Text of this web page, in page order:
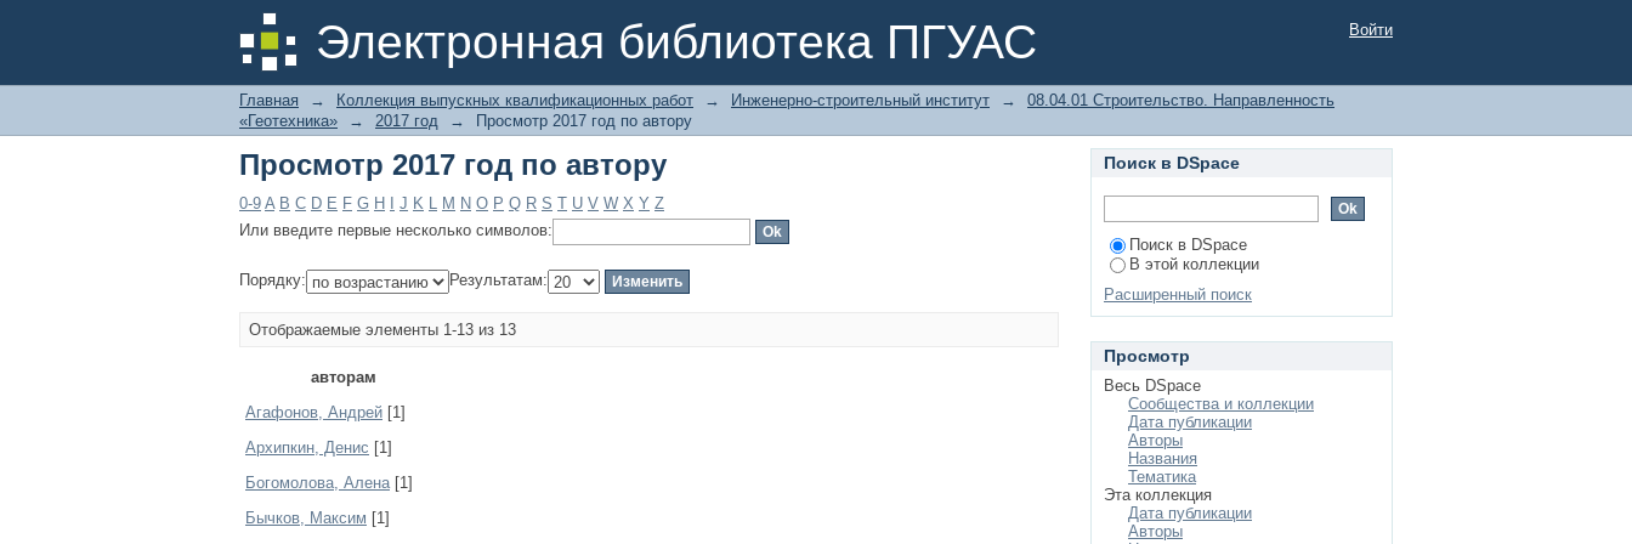
Электронная библиотека ПГУАС
Просмотр 2017 год по автору Войти
Главная → Коллекция выпускных квалификационных работ → Инженерно-строительный институт →
08.04.01 Строительство. Направленность
«Геотехника»
→ 2017 год → Просмотр 2017 год по автору
Просмотр 2017 год по автору
0-9 A B C D E F G H J K L M N O P Q R S T U V W X Y Z
Или введите первые несколько символов:
Порядку: Результатам:
Отображаемые элементы 1-13 из 13
авторам
Агафонов, Андрей [1]
Архипкин, Денис [1]
Богомолова, Алена[1]
Бычков, Максим [1]
Поиск в DSpace
Поиск в DSpace
В этой коллекции
Расширенный поиск
Просмотр
Весь DSpace
Сообщества и коллекции
Дата публикации
Авторы
Названия
Тематика
Эта коллекция
Дата публикации
Авторы